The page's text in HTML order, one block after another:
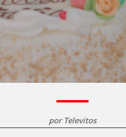
por Televitos